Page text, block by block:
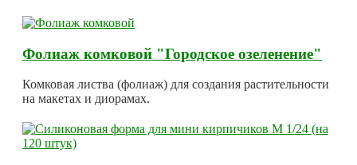
Фолиаж комковой "Городское озеленение"
Комковая листва (фолиаж) для создания растительности
на макетах и диорамах.